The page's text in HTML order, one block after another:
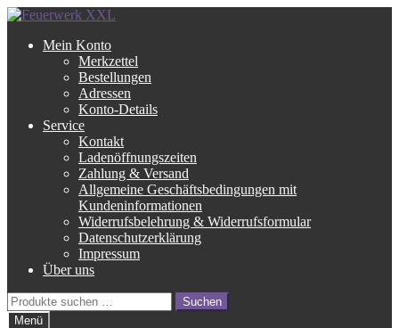
Zur
springen
Zum
springenMein Konto
Merkzettel
Bestellungen
Adressen
Konto-Details
Service
Kontakt
Ladenöffnungszeiten
Zahlung & Versand
Allgemeine Geschäftsbedingungen mit
Kundeninformationen
Widerrufsbelehrung & Widerrufsformular
Datenschutzerklärung
Impressum
Über uns
Suche
nach:
Suchen
Menü